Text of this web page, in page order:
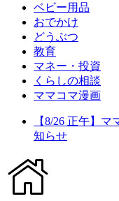
ベビー用品
おでかけ
どうぶつ
教育
マネー・投資
くらしの相談
ママコマ漫画
【8/26 正午】
知らせ